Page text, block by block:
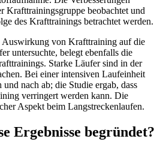
Krafttrainingsgruppe beobachtet und
des Krafttrainings betrachtet werden.
Auswirkung von Krafttraining auf die
untersuchte, belegt ebenfalls die
Starke Läufer sind in der
Bei einer intensiven Laufeinheit
nach ab; die Studie ergab, dass
verringert werden kann. Die
Aspekt beim Langstreckenlaufen.
Ergebnisse begründet?